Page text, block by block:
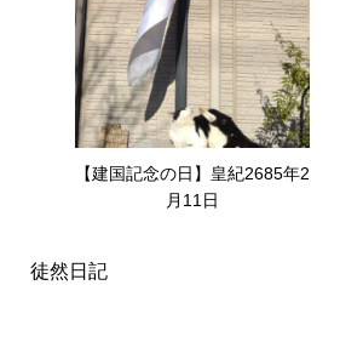
【建国記念の日】皇紀2685年2
月11日
徒然日記